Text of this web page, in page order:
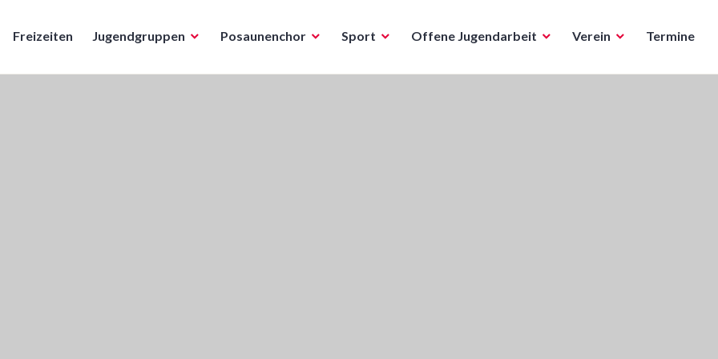
Freizeiten Jugendgruppen Posaunenchor Sport Offene Jugendarbeit Verein Termine